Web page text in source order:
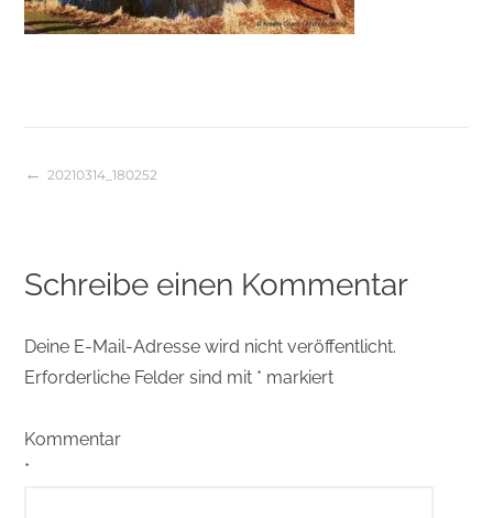
Beitragsnavigation
20210314_180252
Schreibe einen Kommentar
Deine E-Mail-Adresse wird nicht veröffentlicht.
Erforderliche Felder sind mit * markiert
Kommentar
*